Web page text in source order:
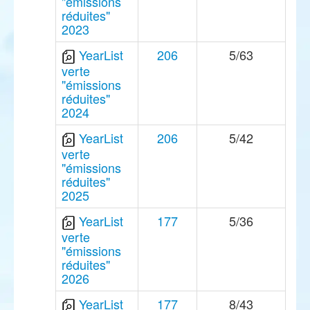
réduites"
2023
YearList
verte
"émissions
réduites"
2024
206 5/63
YearList
verte
"émissions
réduites"
2025
206 5/42
YearList
verte
"émissions
réduites"
2026
177 5/36
YearList 177 8/43